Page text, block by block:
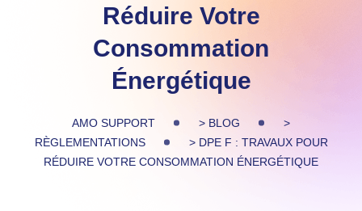
Réduire Votre
Consommation
Énergétique
AMO SUPPORT > BLOG
>
RÈGLEMENTATIONS
> DPE F : TRAVAUX POUR
RÉDUIRE VOTRE CONSOMMATION ÉNERGÉTIQUE